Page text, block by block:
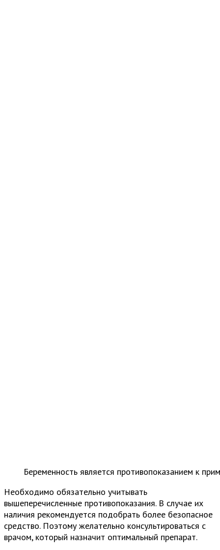
Беременность является противопоказанием к
Необходимо обязательно учитывать
вышеперечисленные противопоказания. В случае их
наличия рекомендуется подобрать более безопасное
средство. Поэтому желательно консультироваться с
врачом, который назначит оптимальный препарат.